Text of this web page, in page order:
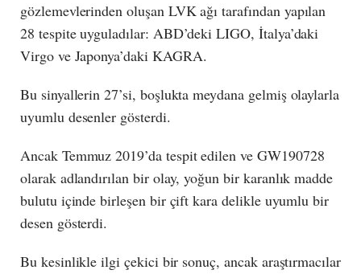
gözlemevlerinden oluşan LVK ağı tarafından yapılan
28 tespite uyguladılar: ABD’deki LIGO, İtalya’daki
Virgo ve Japonya’daki KAGRA.
Bu sinyallerin 27’si, boşlukta meydana gelmiş olaylarla
uyumlu desenler gösterdi.
Ancak Temmuz 2019’da tespit edilen ve GW190728
olarak adlandırılan bir olay, yoğun bir karanlık madde
bulutu içinde birleşen bir çift kara delikle uyumlu bir
desen gösterdi.
Bu kesinlikle ilgi çekici bir sonuç, ancak araştırmacılar